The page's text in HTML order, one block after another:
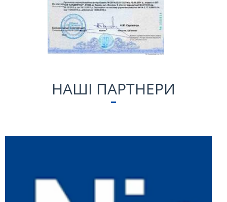
НАШІ ПАРТНЕРИ